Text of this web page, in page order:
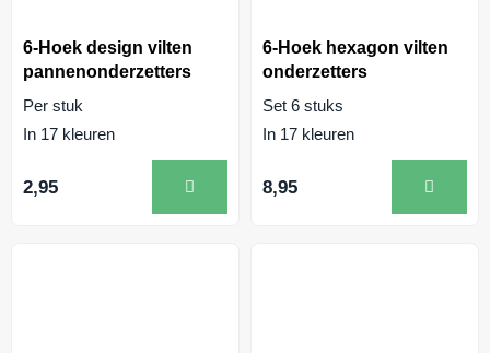
6-Hoek design vilten
pannenonderzetters
Per stuk
In 17 kleuren
2,95
6-Hoek hexagon vilten
onderzetters
Set 6 stuks
In 17 kleuren
8,95